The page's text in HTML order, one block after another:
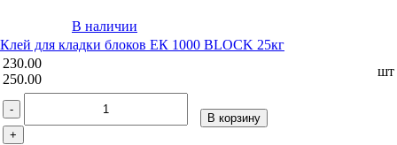
В наличии
Клей для кладки блоков ЕК 1000 BLOCK 25кг
230.00
250.00
шт
-
+
В корзину